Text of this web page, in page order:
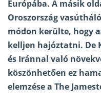
Európába. A másik
Oroszország
módon kerülte, hogy
kelljen hajóztatni. De
és Iránnal való
köszönhetően ez
elemzése a The